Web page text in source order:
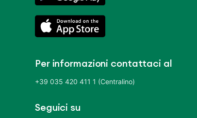
Per informazioni contattaci al
+39 035 420 411 1 (Centralino)
Seguici su